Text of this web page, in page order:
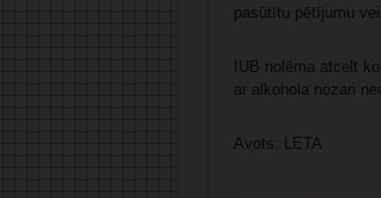
pasūtītu pētījumu
IUB nolēma atcelt
ar alkohola nozari
Avots: LETA